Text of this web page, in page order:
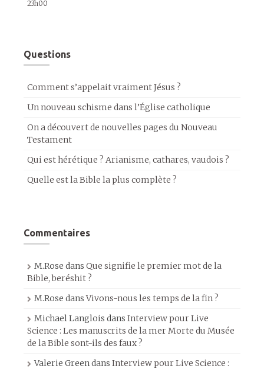
23h00
Questions
Comment s’appelait vraiment Jésus ?
Un nouveau schisme dans l’Église catholique
On a découvert de nouvelles pages du Nouveau
Testament
Qui est hérétique ? Arianisme, cathares, vaudois ?
Quelle est la Bible la plus complète ?
Commentaires
M.Rose dans Que signifie le premier mot de la
Bible, beréshit ?
M.Rose dansVivons-nous les temps de la fin ?
Michael Langlois dans Interview pour Live
Science : Les manuscrits de la mer Morte du Musée
de la Bible sont-ils des faux ?
Valerie Greendans Interview pour Live Science :